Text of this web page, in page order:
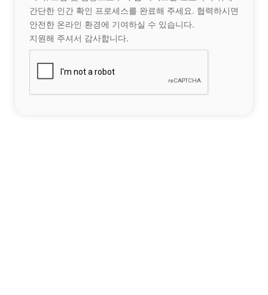
간단한 인간 확인 프로세스를 완료해 주세요. 협력하시면
안전한 온라인 환경에 기여하실 수 있습니다.
지원해 주셔서 감사합니다.